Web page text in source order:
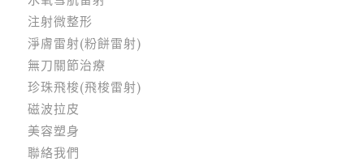
注射微整形
淨膚雷射(粉餅雷射)
無刀關節治療
珍珠飛梭(飛梭雷射)
磁波拉皮
美容塑身
聯絡我們